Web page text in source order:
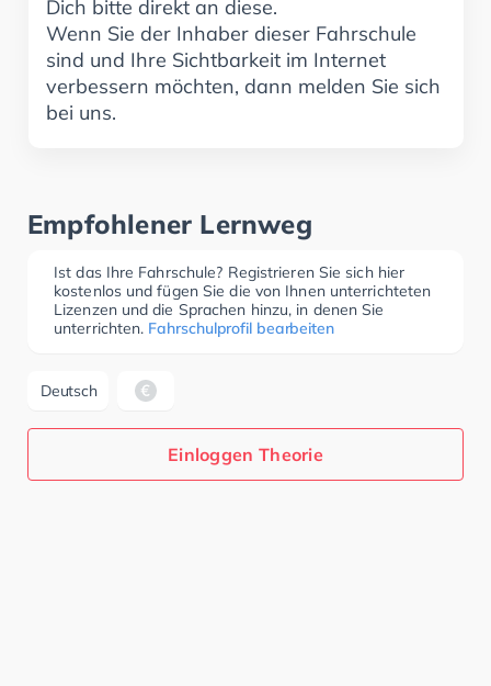
Dich bitte direkt an diese.
Wenn Sie der Inhaber dieser Fahrschule
sind und Ihre Sichtbarkeit im Internet
verbessern möchten, dann melden Sie sich
bei uns.
Empfohlener Lernweg
Ist das Ihre Fahrschule? Registrieren Sie sich hier
kostenlos und fügen Sie die von Ihnen unterrichteten
Lizenzen und die Sprachen hinzu, in denen Sie
unterrichten. Fahrschulprofil bearbeiten
Deutsch
Einloggen Theorie